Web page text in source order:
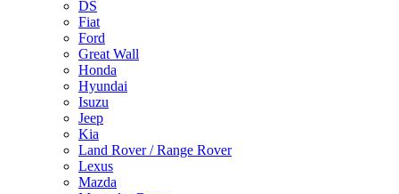
DS
Fiat
Ford
Great Wall
Honda
Hyundai
Isuzu
Jeep
Kia
Land Rover / Range Rover
Lexus
Mazda